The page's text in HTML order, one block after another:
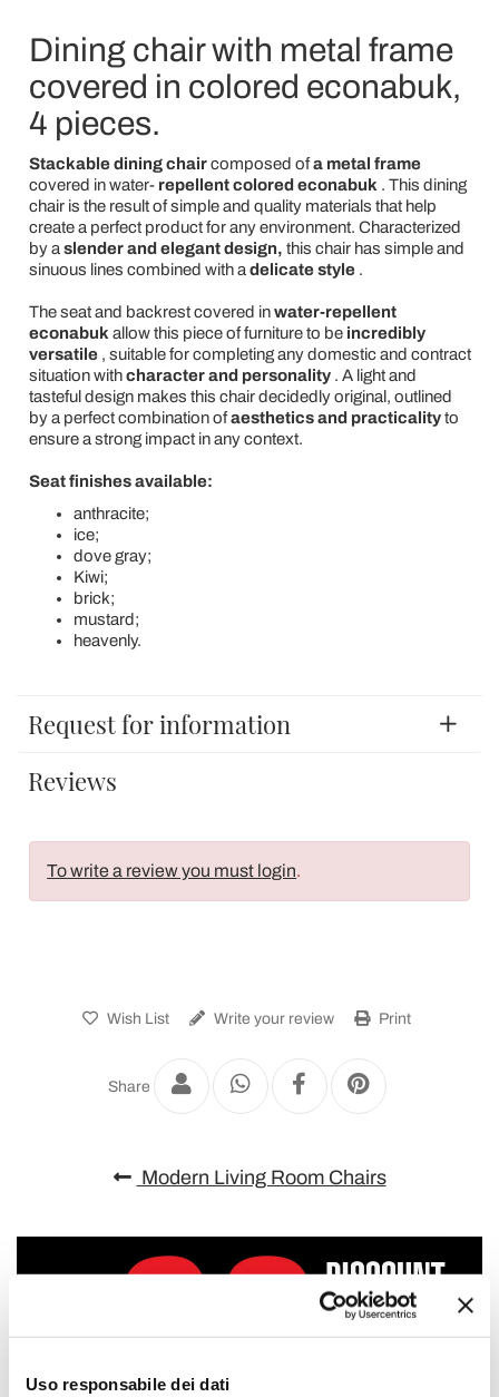
Uso responsabile dei dati
Dining chair with metal frame
covered in colored econabuk,
4 pieces.
Stackable dining chaircomposed ofa metal frame
covered in water- repellent colored econabuk . This dining
chair is the result of simple and quality materials that help
create a perfect product for any environment. Characterized
by a slender and elegant design, this chair has simple and
sinuous lines combined with a delicate style.
The seat and backrest covered inwater-repellent
econabuk allow this piece of furniture to be incredibly
versatile, suitable for completing any domestic and contract
situation withcharacter and personality. A light and
tasteful design makes this chair decidedly original, outlined
by a perfect combination ofaesthetics and practicalityto
ensure a strong impact in any context.
Seat finishes available:
anthracite;
ice;
dove gray;
Kiwi;
brick;
mustard;
heavenly.
Request for information
Reviews
To write a review you must login.
Wish List Write your review Print
Share
Modern Living Room Chairs